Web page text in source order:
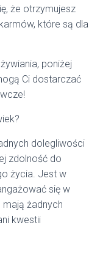
że otrzymujesz
które są dla
poniżej
Ci dostarczać
dolegliwości
zdolność do
życia. Jest w
się w
mają żadnych
kwestii